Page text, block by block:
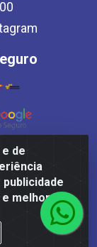
de
melhorar a
já
APP